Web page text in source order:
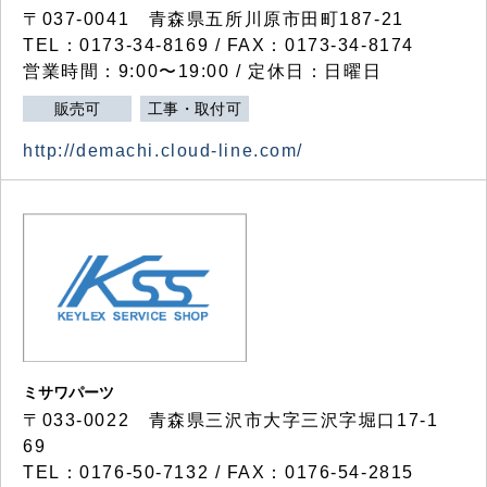
〒037-0041 青森県五所川原市田町187-21
TEL：0173-34-8169 / FAX：0173-34-8174
営業時間：9:00〜19:00 / 定休日：日曜日
販売可 工事・取付可
http://demachi.cloud-line.com/
ミサワパーツ
〒033-0022 青森県三沢市大字三沢字堀口17-1
69
TEL：0176-50-7132 / FAX：0176-54-2815